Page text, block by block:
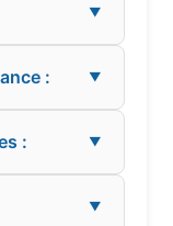
▼
: ▼
: ▼
▼